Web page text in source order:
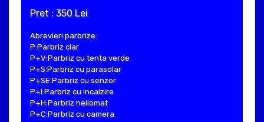
Pret : 350 Lei
Abrevieri parbrize:
P:Parbriz clar
P+V:Parbriz cu tenta verde
P+S:Parbriz cu parasolar
P+SE:Parbriz cu senzor
P+I:Parbriz cu incalzire
P+H:Parbriz heliomat
P+C:Parbriz cu camera